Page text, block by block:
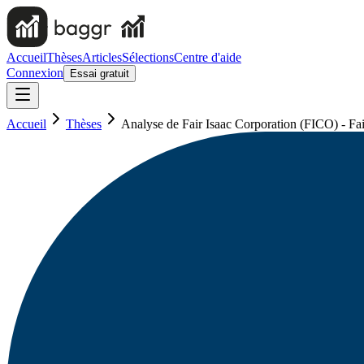
AccueilThèsesArticlesSélectionsCentre d'aide
Connexion
Essai gratuit
Accueil Thèses Analyse de Fair Isaac Corporation (FICO) -